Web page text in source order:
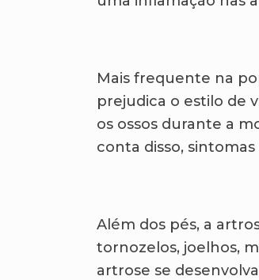
Mais frequente na
prejudica o estilo de
os ossos durante a
conta disso,
Além dos pés, a
tornozelos, joelhos,
artrose se